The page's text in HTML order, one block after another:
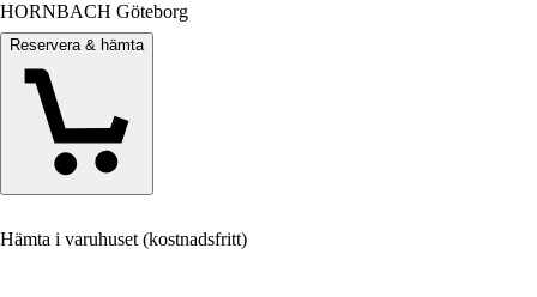
HORNBACH Göteborg
Reservera & hämta
Hämta i varuhuset (kostnadsfritt)